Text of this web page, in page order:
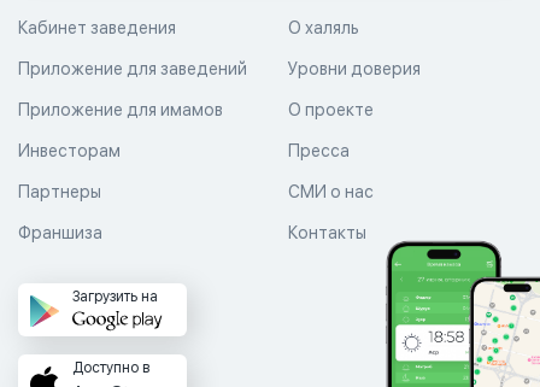
О халяль
Уровни доверия
Кабинет заведения
Приложение для заведений
Приложение для имамов О проекте
Пресса
СМИ о нас
Контакты
Инвесторам
Партнеры
Франшиза
Загрузить на
Доступно в